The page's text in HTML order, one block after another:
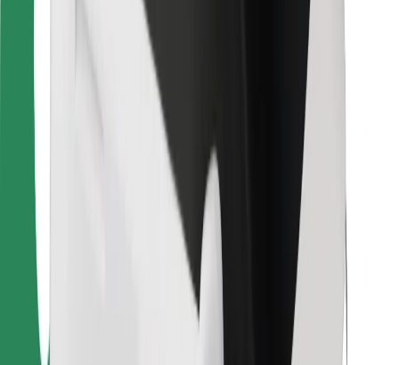
Для владельцев автопарков
Для ресторанов
Bolt for Business
Пользовательское соглашение
Подача за считаные минуты!
Скачать приложение Bolt